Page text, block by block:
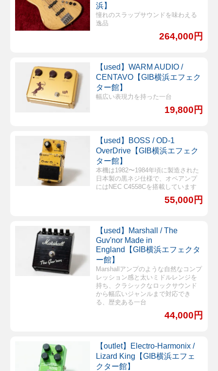
浜】
憧れのスラップサウンドを味わえる
逸品
264,000円
【used】WARM AUDIO /
CENTAVO【GIB横浜エフェク
ター館】
幅広い表現力を持った一台
19,800円
【used】BOSS / OD-1
OverDrive【GIB横浜エフェク
ター館】
本機は1982〜1984年頃に製造された
日本製の黒ネジ仕様で、オペアンプ
にはNEC C4558Cを搭載しています
55,000円
【used】Marshall / The
Guv'nor Made in
England【GIB横浜エフェクタ
ー館】
Marshallアンプのような自然なコンプ
レッション感と太いミドルレンジを
持ち、クラシックなロックサウンド
から幅広いジャンルまで対応でき
る、歴史ある一台
44,000円
【outlet】Electro-Harmonix /
Lizard King【GIB横浜エフェ
クター館】